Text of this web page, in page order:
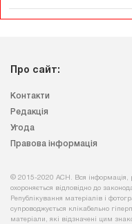
Про сайт:
Контакти
Редакція
Угода
Правова інформація
© 2015-2020 АСН. Вся інформація,
охороняється відповідно до
Републікування матеріалів і
супроводжується клікабельно
матеріали, які відзначені цим